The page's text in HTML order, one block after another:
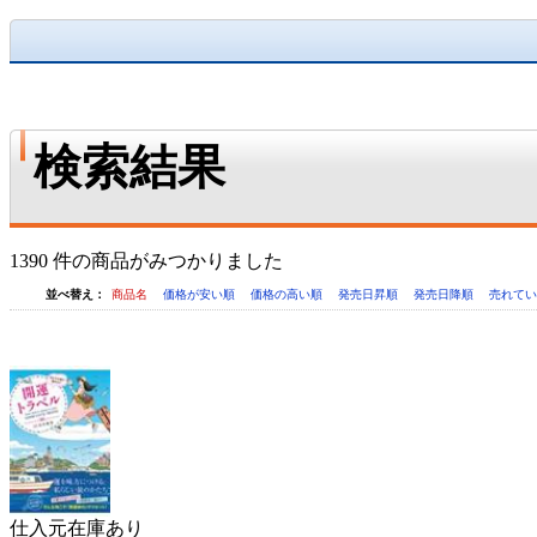
検索結果
1390 件の商品がみつかりました
並べ替え： 商品名 価格が安い順 価格の高い順 発売日昇順 発売日降順 売れて
仕入元在庫あり